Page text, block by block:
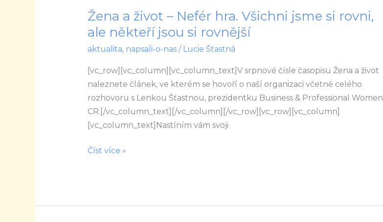
Žena a život – Nefér hra. Všichni jsme si rovni,
ale někteří jsou si rovnější
aktualita, napsali-o-nas/ Lucie Šťastná
[vc_row][vc_column][vc_column_text]V srpnové čísle časopisu Žena a život
naleznete článek, ve kterém se hovoří o naší organizaci včetně celého
rozhovoru s Lenkou Šťastnou, prezidentku Business & Professional Women
CR.[/vc_column_text][/vc_column][/vc_row][vc_row][vc_column]
[vc_column_text]Nastíním vám svoji
Žena
a
Nefér
hra.
Všichni
jsme
si
ale
rovnější
Číst více »